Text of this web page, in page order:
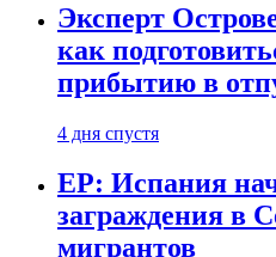
Эксперт
как
прибытию в
4 дня спустя
EP: Испания
заграждения в
мигрантов